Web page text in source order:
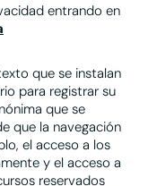
entrando en
que se instalan
para registrar su
que se
que la navegación
el acceso a los
y el acceso a
reservados